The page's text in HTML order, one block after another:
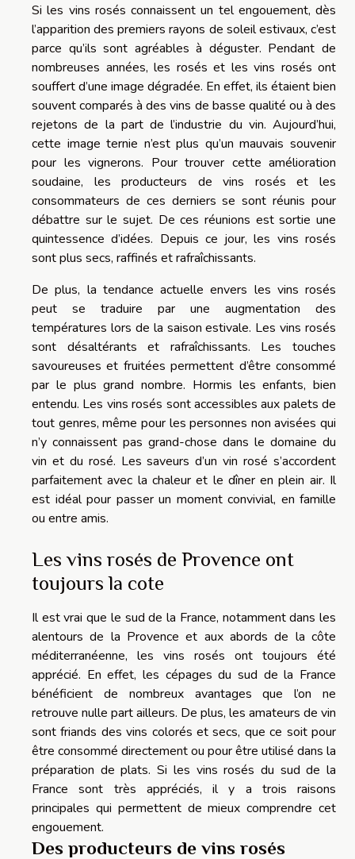
Si les vins rosés connaissent un tel engouement, dès
l’apparition des premiers rayons de soleilestivaux, c’est
parce qu’ils sont agréables à déguster. Pendant de
nombreuses années, les rosés et les vins rosés ont
souffert d’une image dégradée. En effet, ils étaient bien
souvent comparés à des vins de basse qualité ou à des
rejetons de la part de l’industrie du vin. Aujourd’hui,
cette image ternie n’est plus qu’un mauvais souvenir
pour les vignerons. Pour trouver cette amélioration
soudaine, les producteurs de vins rosés et les
consommateurs de ces derniers se sont réunis pour
débattre sur le sujet. De ces réunions est sortie une
quintessence d’idées. Depuis ce jour, les vins rosés
sont plus secs, raffinés et rafraîchissants.
De plus, la tendance actuelle envers les vins rosés
peut se traduire par une augmentation des
températures lors de la saison estivale. Les vins rosés
sont désaltérants et rafraîchissants. Les touches
savoureuses et fruitées permettent d’être consommé
par le plus grand nombre. Hormis les enfants, bien
entendu. Les vins rosés sont accessibles aux palets de
tout genres, même pour les personnes non avisées qui
n’y connaissent pas grand-chose dans le domaine du
vin et du rosé. Les saveurs d’un vin rosé s’accordent
parfaitement avec la chaleur et le dîner en plein air. Il
est idéal pour passer un moment convivial, en famille
ou entre amis.
Les vins rosés de Provence ont
toujours la cote
Il est vrai que le sud de la France, notamment dans les
alentours de la Provence et aux abords de la côte
méditerranéenne, les vins rosés ont toujours été
apprécié. En effet, les cépages du sud de la France
bénéficient de nombreux avantages que l’on ne
retrouve nulle part ailleurs. De plus, les amateurs de vin
sont friands des vins colorés et secs, que ce soit pour
être consommé directement ou pour être utilisé dans la
préparation de plats. Si les vins rosés du sud de la
France sont très appréciés, il y a trois raisons
principales qui permettent de mieux comprendre cet
engouement.
Des producteurs de vins rosés